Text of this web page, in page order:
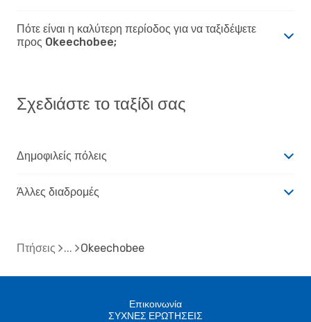
Πότε είναι η καλύτερη περίοδος για να ταξιδέψετε
προς Okeechobee;
Σχεδιάστε το ταξίδι σας
Δημοφιλείς πόλεις
Άλλες διαδρομές
Πτήσεις Okeechobee
Επικοινωνία
ΣΥΧΝΕΣ ΕΡΩΤΗΣΕΙΣ